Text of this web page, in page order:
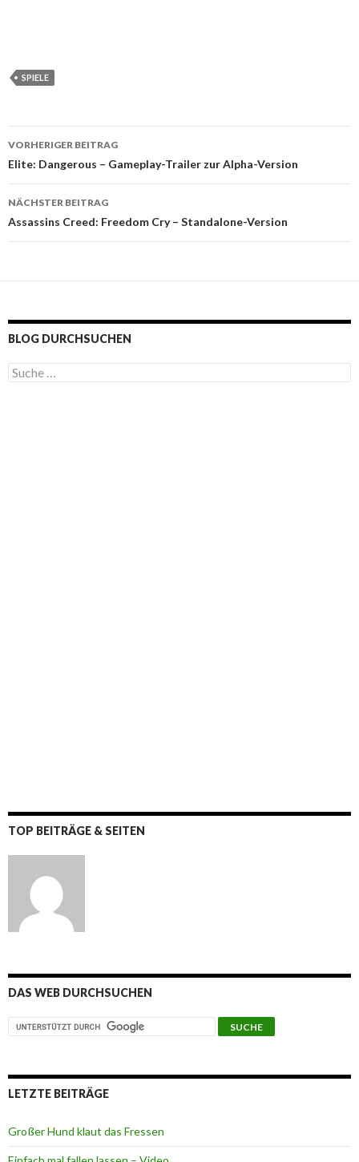
SPIELE
Beitragsnavigation
VORHERIGER BEITRAG
Elite: Dangerous – Gameplay-Trailer zur Alpha-Version
NÄCHSTER BEITRAG
Assassins Creed: Freedom Cry – Standalone-Version
BLOG DURCHSUCHEN
S
u
TOP BEITRÄGE & SEITEN
DAS WEB DURCHSUCHEN
LETZTE BEITRÄGE
Großer Hund klaut das Fressen